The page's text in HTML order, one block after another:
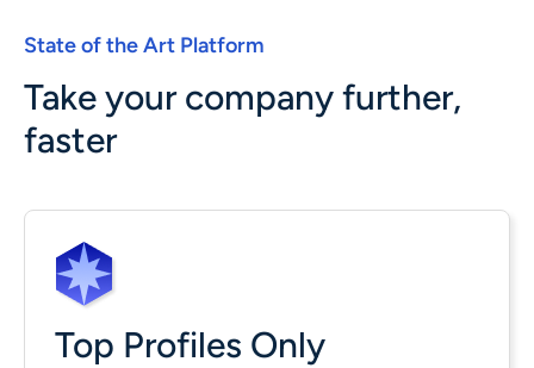
State of the Art Platform
Take your company further,
faster
Top Profiles Only